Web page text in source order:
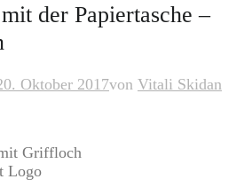
der Papiertasche –
Oktober 2017von Vitali Skidan
Logo